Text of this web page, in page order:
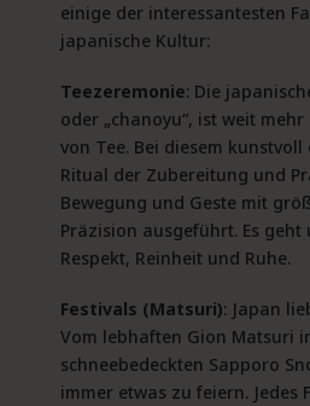
einige der interessantesten
japanische Kultur:
Teezeremonie: Die
oder „chanoyu“, ist weit
von Tee. Bei diesem
Ritual der Zubereitung und
Bewegung und Geste mit
Präzision ausgeführt. Es geht
Respekt, Reinheit und Ruhe.
Festivals (Matsuri): Japan
Vom lebhaften Gion Matsuri
schneebedeckten Sapporo
immer etwas zu feiern. Jedes